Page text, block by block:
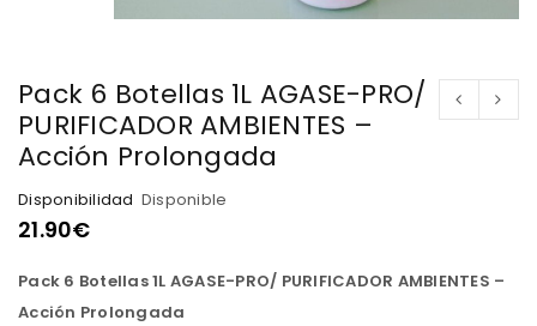
Pack 6 Botellas 1L AGASE-PRO/
PURIFICADOR AMBIENTES –
Acción Prolongada
Disponibilidad Disponible
21.90€
Pack 6 Botellas 1L AGASE-PRO/ PURIFICADOR AMBIENTES –
Acción Prolongada